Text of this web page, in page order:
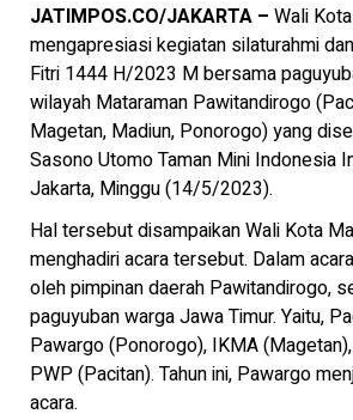
JATIMPOS.CO/JAKARTA – Wali
mengapresiasi kegiatan silaturahmi
Fitri 1444 H/2023 M bersama
wilayah Mataraman Pawitandirogo
Magetan, Madiun, Ponorogo) yang
Sasono Utomo Taman Mini Indonesia
Jakarta, Minggu (14/5/2023).
Hal tersebut disampaikan Wali Kota
menghadiri acara tersebut. Dalam
oleh pimpinan daerah Pawitandirogo,
paguyuban warga Jawa Timur. Yaitu,
Pawargo (Ponorogo), IKMA
PWP (Pacitan). Tahun ini, Pawargo
acara.